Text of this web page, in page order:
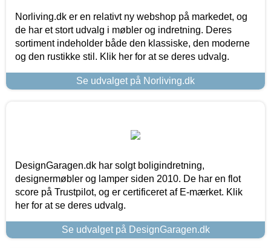
Norliving.dk er en relativt ny webshop på markedet, og
de har et stort udvalg i møbler og indretning. Deres
sortiment indeholder både den klassiske, den moderne
og den rustikke stil. Klik her for at se deres udvalg.
Se udvalget på Norliving.dk
DesignGaragen.dk har solgt boligindretning,
designermøbler og lamper siden 2010. De har en flot
score på Trustpilot, og er certificeret af E-mærket. Klik
her for at se deres udvalg.
Se udvalget på DesignGaragen.dk